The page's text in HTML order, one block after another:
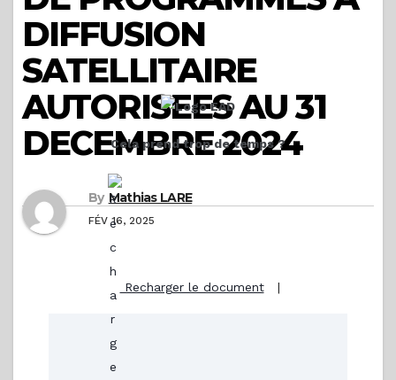
DIFFUSION
SATELLITAIRE
AUTORISEES AU 31
DECEMBRE 2024
By Mathias LARE
FÉV 16, 2025
Cela prend trop de temps ?
Recharger le document |